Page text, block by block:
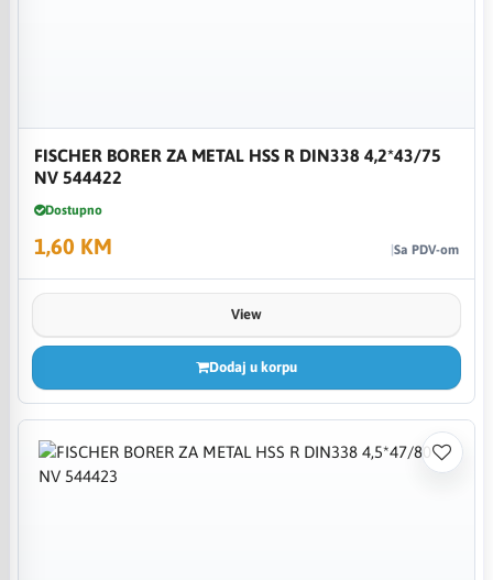
FISCHER BORER ZA METAL HSS R DIN338 4,2*43/75
NV 544422
Dostupno
1,60 KM Sa PDV-om
View
Dodaj u korpu